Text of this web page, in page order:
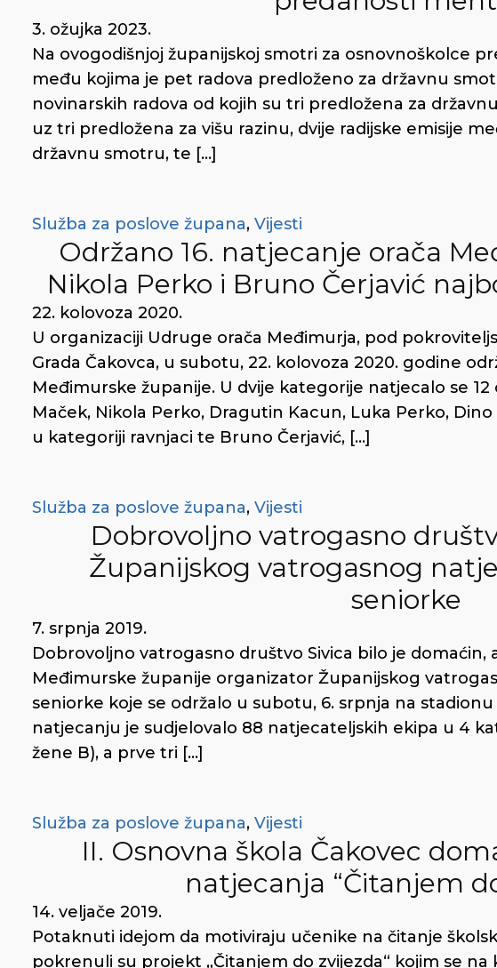
3. ožujka 2023.
Na ovogodišnjoj županijskoj smotri za osnovnoškolce
među kojima je pet radova predloženo za državnu
novinarskih radova od kojih su tri predložena za
uz tri predložena za višu razinu, dvije radijske emisije
državnu smotru, te […]
Služba za poslove župana, Vijesti
Održano 16. natjecanje orača
Nikola Perko i Bruno Čerjavić
22. kolovoza 2020.
U organizaciji Udruge orača Međimurja, pod
Grada Čakovca, u subotu, 22. kolovoza 2020. godine
Međimurske županije. U dvije kategorije natjecalo se 12
Maček, Nikola Perko, Dragutin Kacun, Luka Perko,
u kategoriji ravnjaci te Bruno Čerjavić, […]
Služba za poslove župana, Vijesti
Dobrovoljno vatrogasno
Županijskog vatrogasnog
seniorke
7. srpnja 2019.
Dobrovoljno vatrogasno društvo Sivica bilo je domaćin,
Međimurske županije organizator Županijskog
seniorke koje se održalo u subotu, 6. srpnja na
natjecanju je sudjelovalo 88 natjecateljskih ekipa u 4
žene B), a prve tri […]
Služba za poslove župana, Vijesti
II. Osnovna škola Čakovec
natjecanja “Čitanjem
14. veljače 2019.
Potaknuti idejom da motiviraju učenike na čitanje
pokrenuli su projekt „Čitanjem do zvijezda“ kojim se na